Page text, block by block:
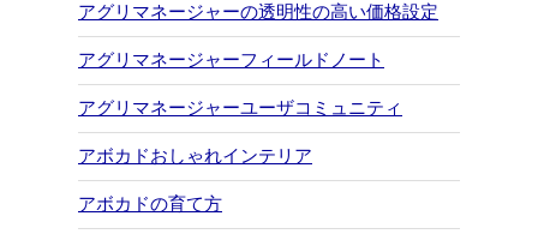
アグリマネージャーの透明性の高い価格設定
アグリマネージャーフィールドノート
アグリマネージャーユーザコミュニティ
アボカドおしゃれインテリア
アボカドの育て方